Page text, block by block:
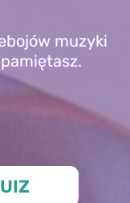
muzyki